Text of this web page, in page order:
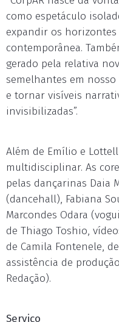
como espetáculo
expandir os
contemporânea.
gerado pela relativa
semelhantes em
e tornar visíveis
invisibilizadas”.
Além de Emílio e
multidisciplinar. As
pelas dançarinas Daia
(dancehall), Fabiana
Marcondes Odara
de Thiago Toshio,
de Camila Fontenele,
assistência de
Redação).
Serviço